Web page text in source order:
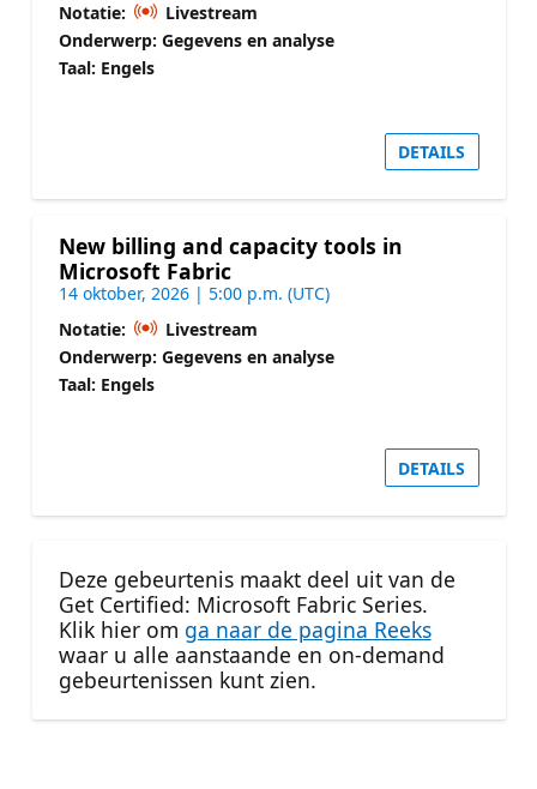
Notatie:
Livestream
Onderwerp: Gegevens en analyse
Taal: Engels
DETAILS
New billing and capacity tools in
Microsoft Fabric
14 oktober, 2026 | 5:00 p.m. (UTC)
Notatie:
Livestream
Onderwerp: Gegevens en analyse
Taal: Engels
DETAILS
Deze gebeurtenis maakt deel uit van de
Get Certified: Microsoft Fabric Series.
Klik hier om ga naar de pagina Reeks
waar u alle aanstaande en on-demand
gebeurtenissen kunt zien.